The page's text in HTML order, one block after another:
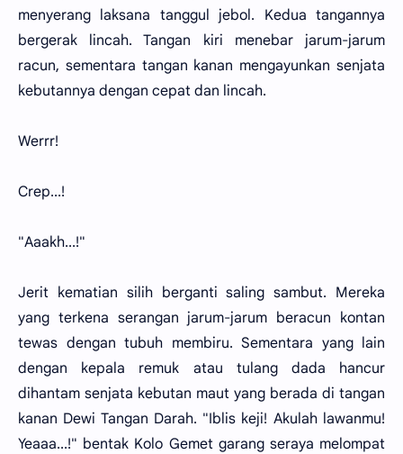
menyerang laksana tanggul jebol. Kedua tangannya
bergerak lincah. Tangan kiri menebar jarum-jarum
racun, sementara tangan kanan mengayunkan senjata
kebutannya dengan cepat dan lincah.
Werrr!
Crep...!
"Aaakh...!"
Jerit kematian silih berganti saling sambut. Mereka
yang terkena serangan jarum-jarum beracun kontan
tewas dengan tubuh membiru. Sementara yang lain
dengan kepala remuk atau tulang dada hancur
dihantam senjata kebutan maut yang berada di tangan
kanan Dewi Tangan Darah. "Iblis keji! Akulah lawanmu!
Yeaaa...!" bentak Kolo Gemet garang seraya melompat